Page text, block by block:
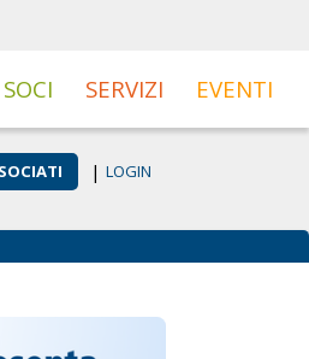
SOCI SERVIZI EVENTI
| LOGIN